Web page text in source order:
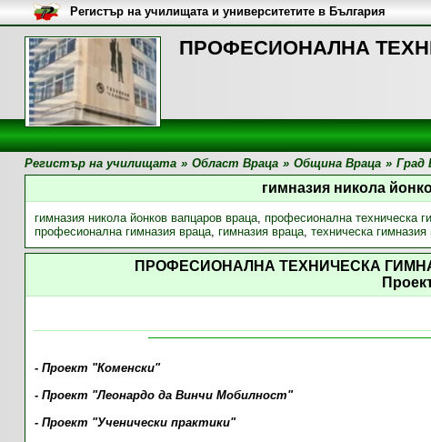
ПРОФЕСИОНАЛНА
Регистър на училищата и университетите в България
Регистър на училищата » Област Враца » Община Враца » Град
гимназия никола
гимназия никола йонков вапцаров враца, професионална техническа
професионална гимназия враца, гимназия враца, техническа гимназия
ПРОФЕСИОНАЛНА ТЕХНИЧЕСКА
- Проект "Коменски"
- Проект "Леонардо да Винчи Мобилност"
- Проект "Ученически практики"